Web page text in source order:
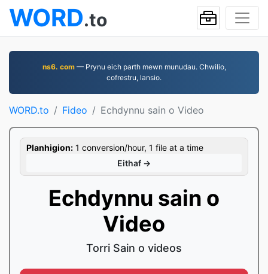
WORD.to
ns6. com— Prynu eich parth mewn munudau. Chwilio,
cofrestru, lansio.
WORD.to Fideo Echdynnu sain o Video
Planhigion: 1 conversion/hour, 1 file at a time
Eithaf →
Echdynnu sain o
Video
Torri Sain o videos